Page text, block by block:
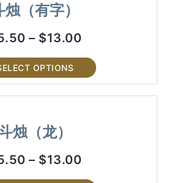
烛（有字）
– $13.00
OPTIONS
烛（龙）
– $13.00